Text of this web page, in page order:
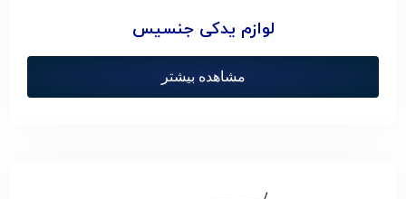
لوازم یدکی جنسیس
مشاهده بیشتر